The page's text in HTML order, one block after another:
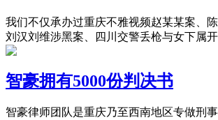
我们不仅承办过重庆不雅视频赵某某案、陈
刘汉刘维涉黑案、四川交警丢枪与女下属
智豪拥有5000份判决书
智豪律师团队是重庆乃至西南地区专做刑